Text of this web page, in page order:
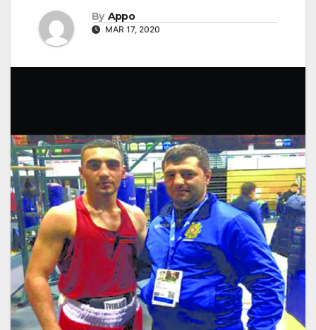
By Appo
MAR 17, 2020